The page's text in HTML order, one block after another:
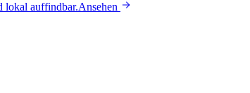
lokal auffindbar.Ansehen